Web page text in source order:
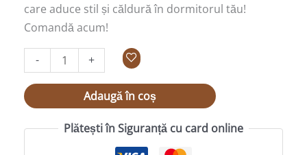
care aduce stil și căldură în dormitorul tău!
Comandă acum!
- +
Adaugă în coș
Plătești în Siguranță cu card online